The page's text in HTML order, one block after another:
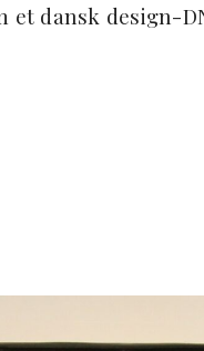
dansk design-